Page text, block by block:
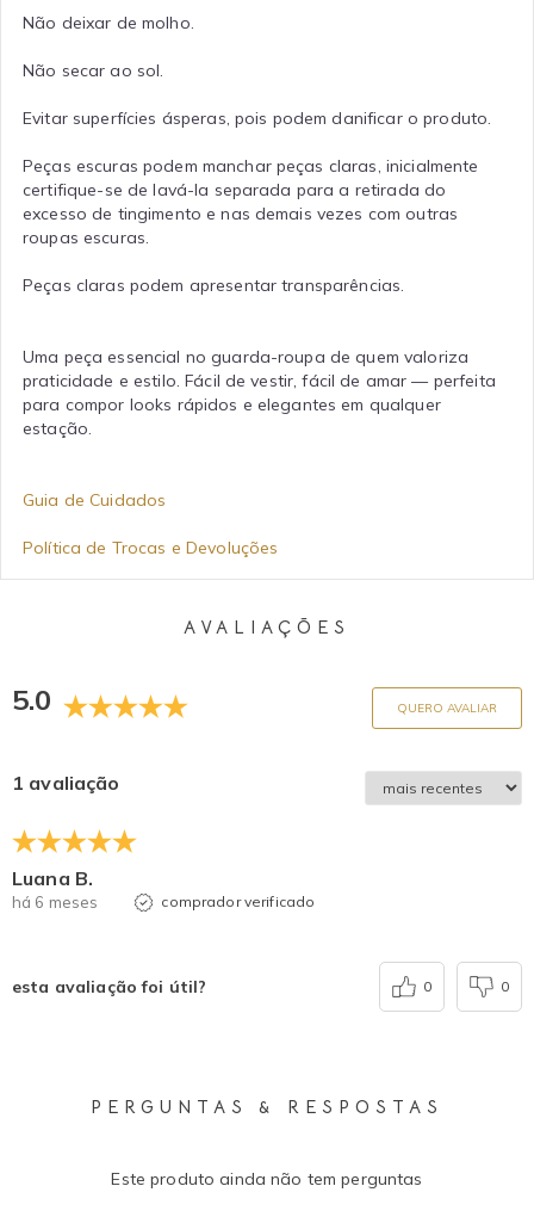
Não deixar de molho.
Não secar ao sol.
Evitar superfícies ásperas, pois podem danificar o produto.
Peças escuras podem manchar peças claras, inicialmente
certifique-se de lavá-la separada para a retirada do
excesso de tingimento e nas demais vezes com outras
roupas escuras.
Peças claras podem apresentar transparências.
Uma peça essencial no guarda-roupa de quem valoriza
praticidade e estilo. Fácil de vestir, fácil de amar — perfeita
para compor looks rápidos e elegantes em qualquer
estação.
Guia de Cuidados
Política de Trocas e Devoluções
AVALIAÇÕES
5.0 QUERO AVALIAR
1 avaliação
Luana B.
há 6 meses comprador verificado
esta avaliação foi útil? 0 0
PERGUNTAS & RESPOSTAS
Este produto ainda não tem perguntas